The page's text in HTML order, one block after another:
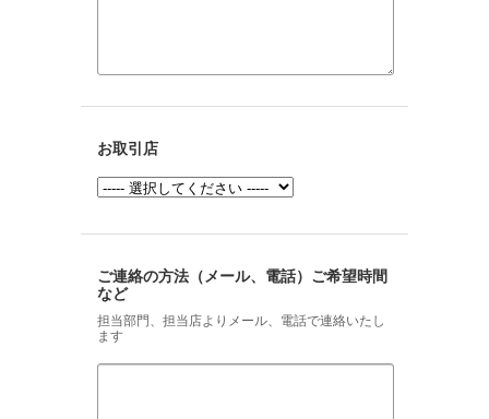
お取引店
ご連絡の方法（メール、電話）ご希望時間
など
担当部門、担当店よりメール、電話で連絡いたし
ます